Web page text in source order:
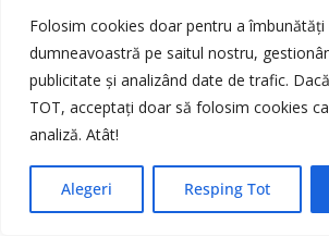
Folosim cookies doar pentru a îmbunătăți
dumneavoastră pe saitul nostru,
publicitate și analizând date de trafic.
TOT, acceptați doar să folosim cookies
analiză. Atât!
Alegeri Resping Tot